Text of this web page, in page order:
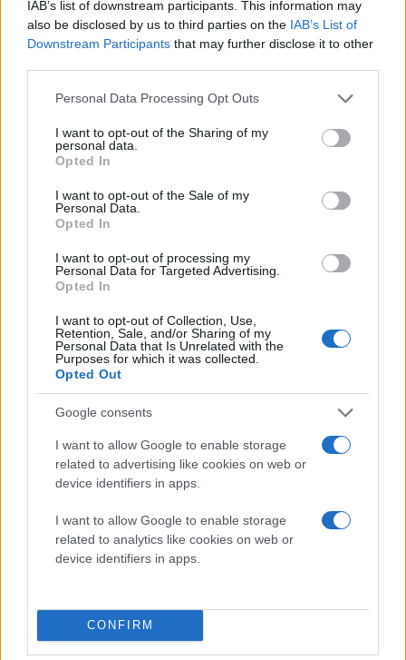
IAB’s list of downstream participants. This information may
also be disclosed by us to third parties on the IAB’s List of
Downstream Participants that may further disclose it to other
Please note that this website/app uses one or more Google
not limited to your visit or usage behaviour. You may click to
grant or deny consent to Google and its third-party tags to
use your data for below specified purposes in below Google
consent section.
Personal Data Processing Opt Outs
I want to opt-out of the Sharing of my
personal data.
Opted In
I want to opt-out of the Sale of my
Personal Data.
Opted In
I want to opt-out of processing my
Personal Data for Targeted Advertising.
Opted In
I want to opt-out of Collection, Use,
Retention, Sale, and/or Sharing of my
Personal Data that Is Unrelated with the
Purposes for which it was collected.
Opted Out
Google consents
I want to allow Google to enable storage
related to advertising like cookies on web or
device identifiers in apps.
I want to allow Google to enable storage
related to analytics like cookies on web or
device identifiers in apps.
CONFIRM
Διαβάστε περισσότερα
Πέμπτη 06 Αυγ 2026, 22:41
Θεσσαλονίκη: Πορεία
χρόνια από τη ρίψη
ατομικών βομβών σε
Συγκέντρωση στον Λευκό
αμερικανικό προξενείο
από την ΕΔΥΕΘ
Θεσσαλονίκη
Θεσσαλονίκη: Τροχαίο
με τραυματισμό
μοτοσικλετιστή στην
στη συμβολή των οδών
Παπάφη και Κατσιμίδη -
οδηγός